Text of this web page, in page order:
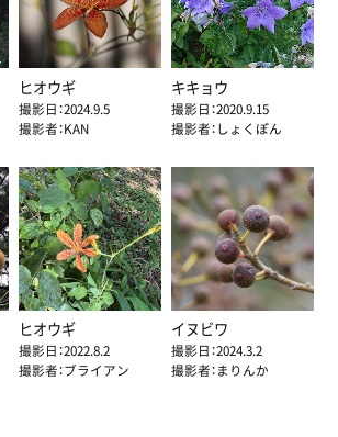
ヒオウギ
撮影日：2024.9.5
撮影者：KAN
キキョウ
撮影日：2020.9.15
撮影者：しょくぽん
ヒオウギ
撮影日：2022.8.2
撮影者：ブライアン
イヌビワ
撮影日：2024.3.2
撮影者：まりんか